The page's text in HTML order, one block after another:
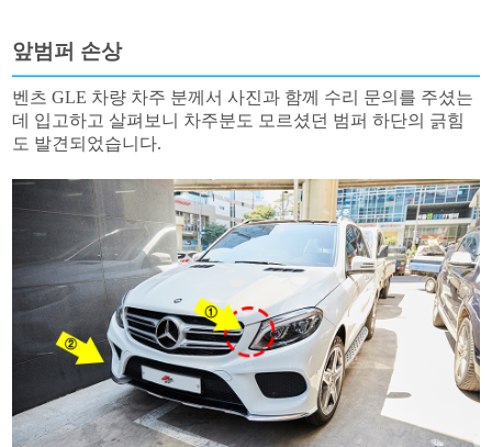
앞범퍼 손상
벤츠 GLE 차량 차주 분께서 사진과 함께 수리 문의를 주셨는
데 입고하고 살펴보니 차주분도 모르셨던 범퍼 하단의 긁힘
도 발견되었습니다.